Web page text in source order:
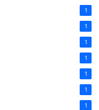
1
1
1
1
1
1
1